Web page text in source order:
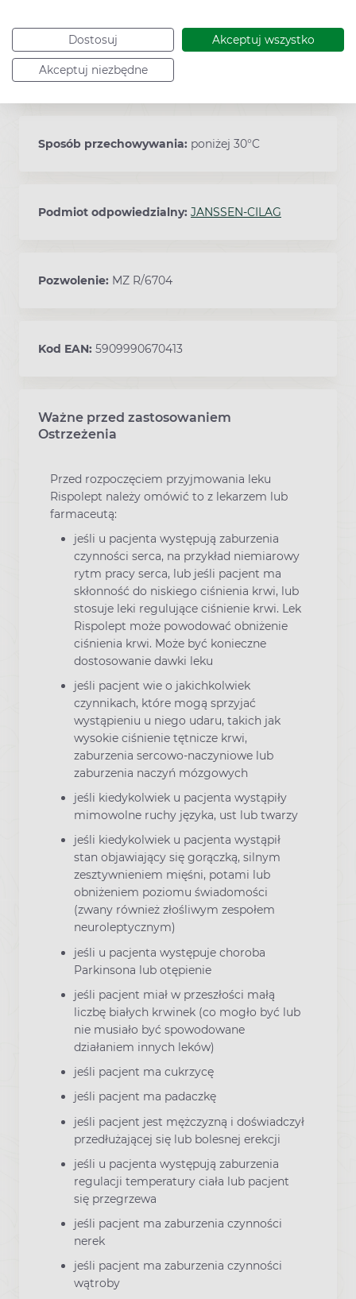
Dostosuj Akceptuj wszystko
Akceptuj niezbędne
Zawartość
20 tabletek powlekanych
Sposób przechowywania: poniżej 30°C
Podmiot odpowiedzialny: JANSSEN-CILAG
Pozwolenie: MZ R/6704
Kod EAN: 5909990670413
Ważne przed zastosowaniem
Ostrzeżenia
Przed rozpoczęciem przyjmowania leku
Rispolept należy omówić to z lekarzem lub
farmaceutą:
jeśli u pacjenta występują zaburzenia
czynności serca, na przykład niemiarowy
rytm pracy serca, lub jeśli pacjent ma
skłonność do niskiego ciśnienia krwi, lub
stosuje leki regulujące ciśnienie krwi. Lek
Rispolept może powodować obniżenie
ciśnienia krwi. Może być konieczne
dostosowanie dawki leku
jeśli pacjent wie o jakichkolwiek
czynnikach, które mogą sprzyjać
wystąpieniu u niego udaru, takich jak
wysokie ciśnienie tętnicze krwi,
zaburzenia sercowo-naczyniowe lub
zaburzenia naczyń mózgowych
jeśli kiedykolwiek u pacjenta wystąpiły
mimowolne ruchy języka, ust lub twarzy
jeśli kiedykolwiek u pacjenta wystąpił
stan objawiający się gorączką, silnym
zesztywnieniem mięśni, potami lub
obniżeniem poziomu świadomości
(zwany również złośliwym zespołem
neuroleptycznym)
jeśli u pacjenta występuje choroba
Parkinsona lub otępienie
jeśli pacjent miał w przeszłości małą
liczbę białych krwinek (co mogło być lub
nie musiało być spowodowane
działaniem innych leków)
jeśli pacjent ma cukrzycę
jeśli pacjent ma padaczkę
jeśli pacjent jest mężczyzną i doświadczył
przedłużającej się lub bolesnej erekcji
jeśli u pacjenta występują zaburzenia
regulacji temperatury ciała lub pacjent
się przegrzewa
jeśli pacjent ma zaburzenia czynności
nerek
jeśli pacjent ma zaburzenia czynności
wątroby